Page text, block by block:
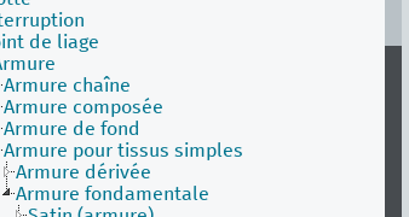
de liage
Armure chaîne
Armure composée
Armure de fond
Armure pour tissus simples
Armure dérivée
Armure fondamentale